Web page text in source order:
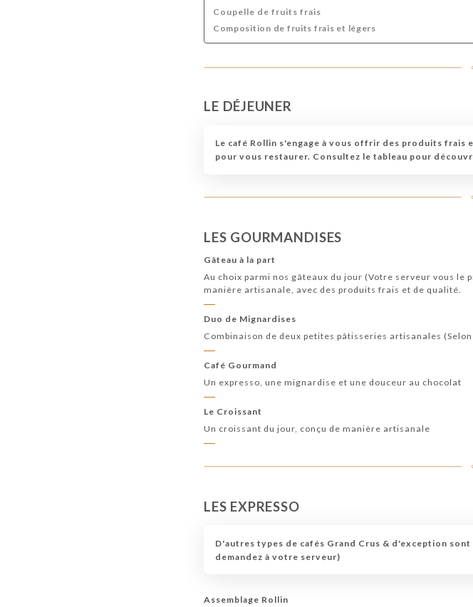
Coupelle de fruits frais
Composition de fruits frais et légers
LE DÉJEUNER
Le café Rollin s'engage à vous offrir des produits
pour vous restaurer. Consultez le tableau pour
LES GOURMANDISES
Gâteau à la part
Au choix parmi nos gâteaux du jour (Votre serveur vous
manière artisanale, avec des produits frais et de qualité.
Duo de Mignardises
Combinaison de deux petites pâtisseries artisanales
Café Gourmand
Un expresso, une mignardise et une douceur au chocolat
Le Croissant
Un croissant du jour, conçu de manière artisanale
LES EXPRESSO
D'autres types de cafés Grand Crus & d'exception
demandez à votre serveur)
Assemblage Rollin